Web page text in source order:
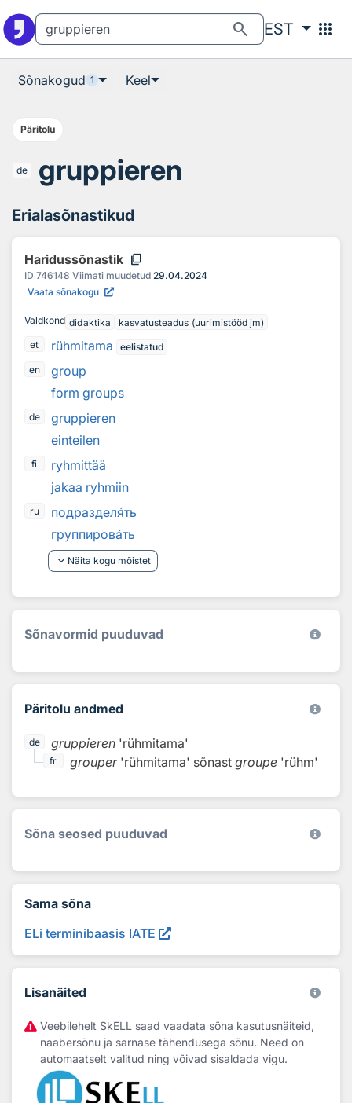
search EST apps
Sõnakogud 1 Keel
Päritolu
de gruppieren
Erialasõnastikud
Haridussõnastik content_copy
ID 746148 Viimati muudetud 29.04.2024
Vaata sõnakogu
Valdkond didaktika
kasvatusteadus (uurimistööd jm)
et
rühmitama
eelistatud
en
group
form groups
de
gruppieren
einteilen
fi
ryhmittää
jakaa ryhmiin
ru подразделять
группировать
keyboard_arrow_down Näita kogu mõistet
Sõnavormid puuduvad
Päritolu andmed
de gruppieren 'rühmitama'
fr grouper 'rühmitama' sõnast groupe 'rühm'
Sõna seosed puuduvad
Sama sõna
ELi terminibaasis IATE
Lisanäited
Veebilehelt SkELL saad vaadata sõna kasutusnäiteid,
naabersõnu ja sarnase tähendusega sõnu. Need on
automaatselt valitud ning võivad sisaldada vigu.